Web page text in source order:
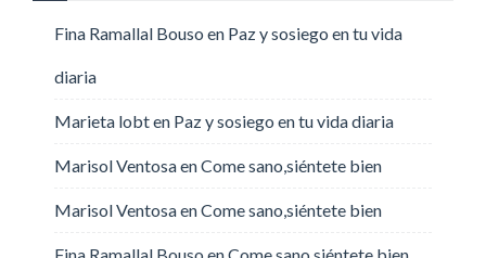
Fina Ramallal Bouso en Paz y sosiego en tu vida
diaria
Marieta lobten Paz y sosiego en tu vida diaria
Marisol VentosaenCome sano,siéntete bien
Marisol VentosaenCome sano,siéntete bien